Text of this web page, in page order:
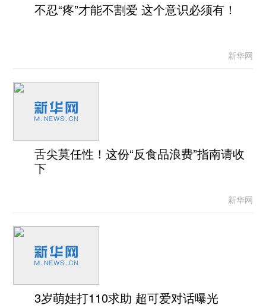
不忍“疼”才能不割爱 这个意识必须有！
新华网
舌尖莫任性！这份“反食品浪费”指南请收
下
新华网
3岁萌娃打110求助 超可爱对话曝光